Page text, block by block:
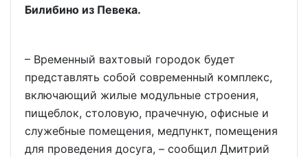
Билибино из Певека.
– Временный вахтовый городок будет
представлять собой современный комплекс,
включающий жилые модульные строения,
пищеблок, столовую, прачечную, офисные и
служебные помещения, медпункт, помещения
для проведения досуга, – сообщил Дмитрий